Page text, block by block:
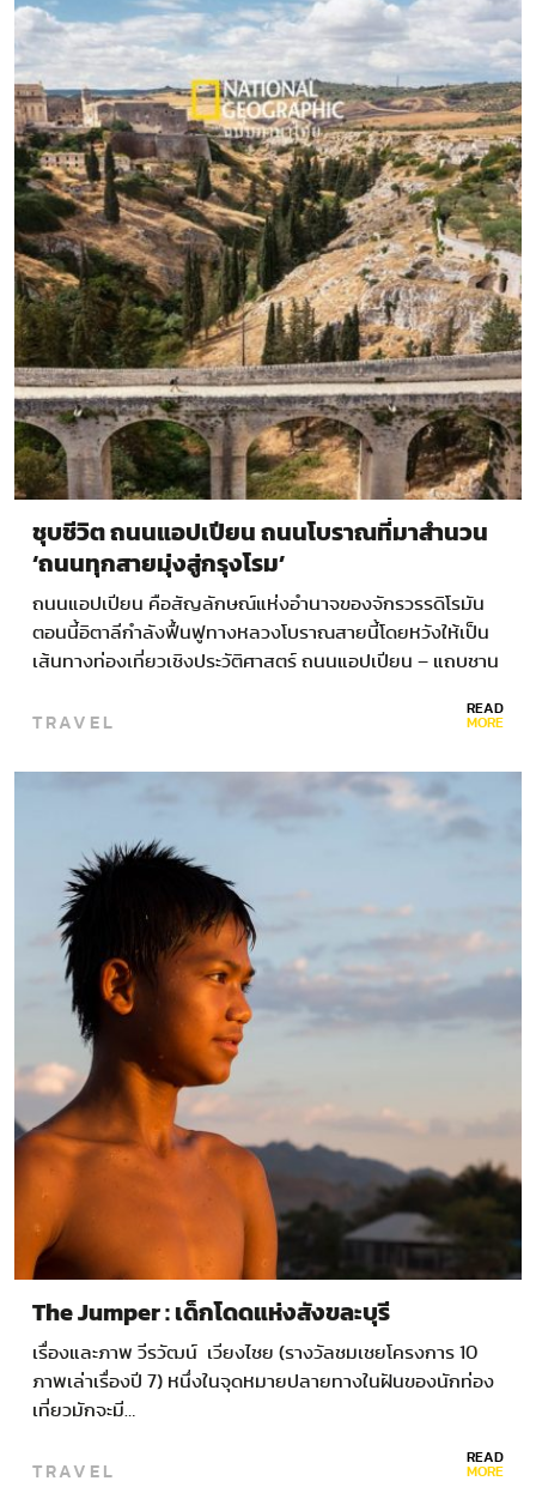
ชุบชีวิต ถนนแอปเปียน ถนนโบราณที่มาสำนวน
‘ถนนทุกสายมุ่งสู่กรุงโรม’
ถนนแอปเปียน คือสัญลักษณ์แห่งอํานาจของจักรวรรดิโรมัน
ตอนนี้อิตาลีกําลังฟื้นฟูทางหลวงโบราณสายนี้โดยหวังให้เป็น
เส้นทางท่องเที่ยวเชิงประวัติศาสตร์ ถนนแอปเปียน – แถบชาน
TRAVEL READ
MORE
The Jumper : เด็กโดดแห่งสังขละบุรี
เรื่องและภาพ วีรวัฒน์ เวียงไชย (รางวัลชมเชยโครงการ 10
ภาพเล่าเรื่องปี 7) หนึ่งในจุดหมายปลายทางในฝันของนักท่อง
เที่ยวมักจะมี…
TRAVEL READ
MORE